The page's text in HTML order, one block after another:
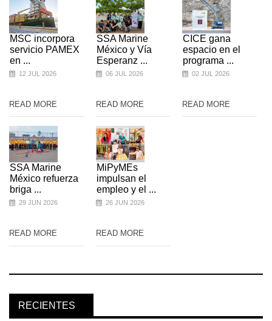
MSC incorpora
servicio PAMEX
en ...
12 JUL 2026
READ MORE
SSA Marine
México refuerza
briga ...
29 JUN 2026
READ MORE
SSA Marine
México y Vía
Esperanz ...
06 JUL 2026
READ MORE
MiPyMEs
impulsan el
empleo y el ...
26 JUN 2026
READ MORE
CICE gana
espacio en el
programa ...
02 JUL 2026
READ MORE
RECIENTES